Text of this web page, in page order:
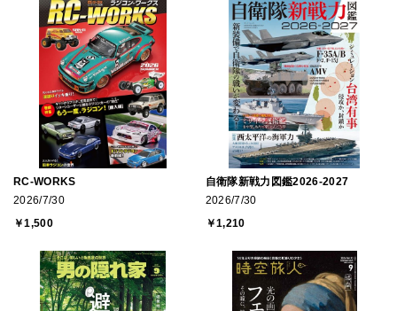
RC-WORKS
2026/7/30
￥1,500
自衛隊新戦力図鑑2026-2027
2026/7/30
￥1,210